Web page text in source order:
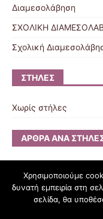
Διαμεσολάβηση
ΣΧΟΛΙΚΗ
Σχολική
ΣΤΉΛΕΣ
Χωρίς στήλες
ΆΡΘΡΑ ΑΝΆ
Χρησιμοποιούμε
δυνατή εμπειρία στη
σελίδα, θα